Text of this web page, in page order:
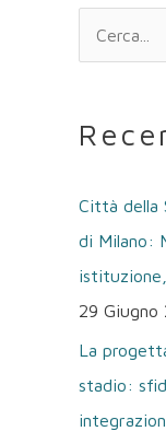
c
:
Città della
di Milano:
29 Giugno
La
stadio: